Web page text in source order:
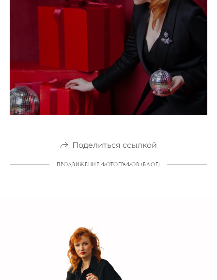
Поделиться ссылкой
ПРОДВИЖЕНИЕ ФОТОГРАФОВ (БЛОГ)